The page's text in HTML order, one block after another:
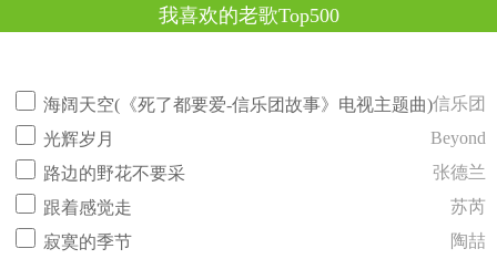
我喜欢的老歌Top500
海阔天空(《死了都要爱-信乐团故事》电视主题曲)信乐团
光辉岁月
Beyond
路边的野花不要采
张德兰
跟着感觉走
苏芮
寂寞的季节
陶喆